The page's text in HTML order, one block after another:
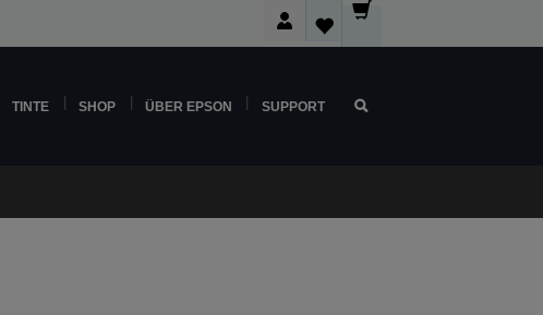
TINTE SHOP ÜBER EPSON SUPPORT